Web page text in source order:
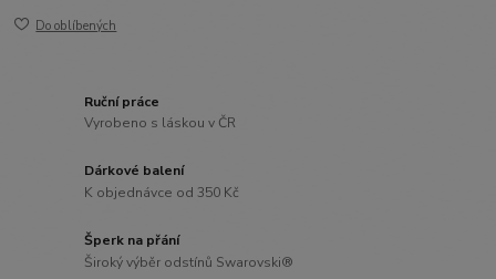
Do oblíbených
Ruční práce
Vyrobeno s láskou v ČR
Dárkové balení
K objednávce od 350 Kč
Šperk na přání
Široký výběr odstínů Swarovski®